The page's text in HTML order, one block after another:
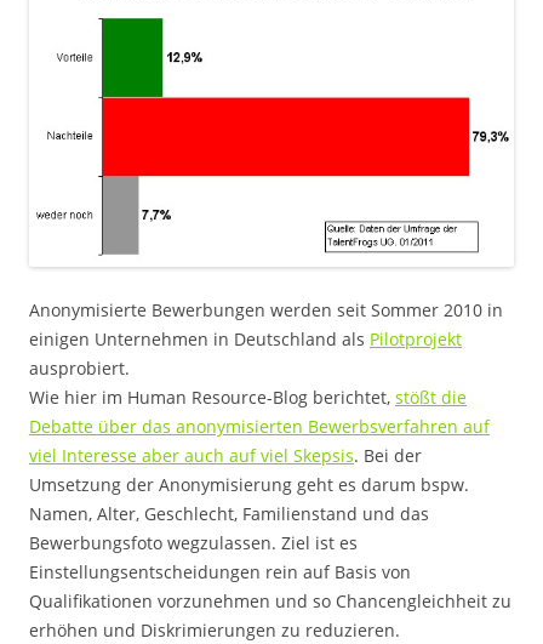
Anonymisierte Bewerbungen werden seit Sommer 2010 in
einigen Unternehmen in Deutschland als Pilotprojekt
ausprobiert.
Wie hier im Human Resource-Blog berichtet, stößt die
Debatte über das anonymisierten Bewerbsverfahren auf
viel Interesse aber auch auf viel Skepsis. Bei der
Umsetzung der Anonymisierung geht es darum bspw.
Namen, Alter, Geschlecht, Familienstand und das
Bewerbungsfoto wegzulassen. Ziel ist es
Einstellungsentscheidungen rein auf Basis von
Qualifikationen vorzunehmen und so Chancengleichheit zu
erhöhen und Diskrimierungen zu reduzieren.